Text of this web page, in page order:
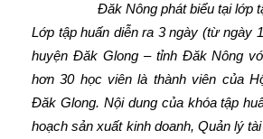
Đăk Nông phát biểu tại lớp
Lớp tập huấn diễn ra 3 ngày (từ ngày
huyện Đăk Glong – tỉnh Đăk Nông
hơn 30 học viên là thành viên của
Đăk Glong. Nội dung của khóa tập
hoạch sản xuất kinh doanh, Quản lý